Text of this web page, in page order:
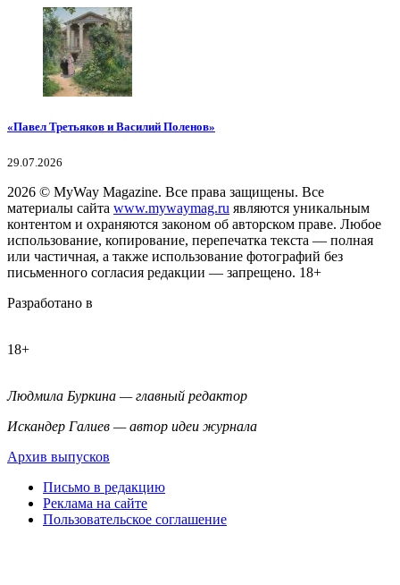
«Павел Третьяков и Василий Поленов»
29.07.2026
2026 © MyWay Magazine. Все права защищены. Все
материалы сайта www.mywaymag.ru являются уникальным
контентом и охраняются законом об авторском праве. Любое
использование, копирование, перепечатка текста — полная
или частичная, а также использование фотографий без
письменного согласия редакции — запрещено. 18+
Разработано в
18+
Людмила Буркина — главный редактор
Искандер Галиев — автор идеи журнала
Архив выпусков
Письмо в редакцию
Реклама на сайте
Пользовательское соглашение